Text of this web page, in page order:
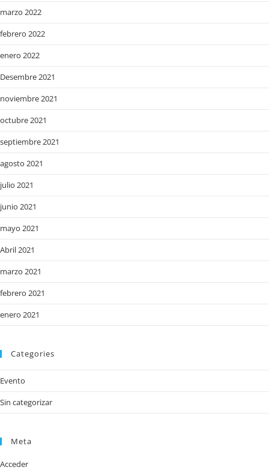
marzo 2022
febrero 2022
enero 2022
Desembre 2021
noviembre 2021
octubre 2021
septiembre 2021
agosto 2021
julio 2021
junio 2021
mayo 2021
Abril 2021
marzo 2021
febrero 2021
enero 2021
Categories
Evento
Sin categorizar
Meta
Acceder